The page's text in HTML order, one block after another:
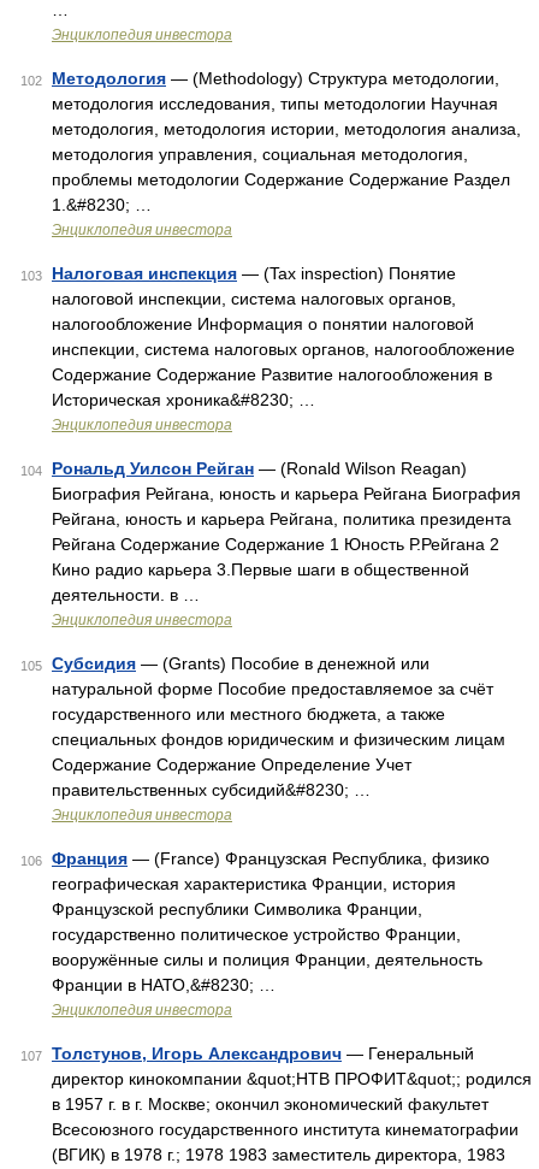
Энциклопедия инвестора
102 Методология — (Methodology) Структура методологии,
методология исследования, типы методологии Научная
методология, методология истории, методология анализа,
методология управления, социальная методология,
проблемы методологии Содержание Содержание Раздел
1.&#8230; …
Энциклопедия инвестора
103 Налоговая инспекция — (Tax inspection) Понятие
налоговой инспекции, система налоговых органов,
налогообложение Информация о понятии налоговой
инспекции, система налоговых органов, налогообложение
Содержание Содержание Развитие налогообложения в
Историческая хроника&#8230; …
Энциклопедия инвестора
104 Рональд Уилсон Рейган — (Ronald Wilson Reagan)
Биография Рейгана, юность и карьера Рейгана Биография
Рейгана, юность и карьера Рейгана, политика президента
Рейгана Содержание Содержание 1 Юность Р.Рейгана 2
Кино радио карьера 3.Первые шаги в общественной
деятельности. в …
Энциклопедия инвестора
105 Субсидия — (Grants) Пособие в денежной или
натуральной форме Пособие предоставляемое за счёт
государственного или местного бюджета, а также
специальных фондов юридическим и физическим лицам
Содержание Содержание Определение Учет
правительственных субсидий&#8230; …
Энциклопедия инвестора
106 Франция — (France) Французская Республика, физико
географическая характеристика Франции, история
Французской республики Символика Франции,
государственно политическое устройство Франции,
вооружённые силы и полиция Франции, деятельность
Франции в НАТО,&#8230; …
Энциклопедия инвестора
107 Толстунов, Игорь Александрович — Генеральный
директор кинокомпании &quot;НТВ ПРОФИТ&quot;; родился
в 1957 г. в г. Москве; окончил экономический факультет
Всесоюзного государственного института кинематографии
(ВГИК) в 1978 г.; 1978 1983 заместитель директора, 1983